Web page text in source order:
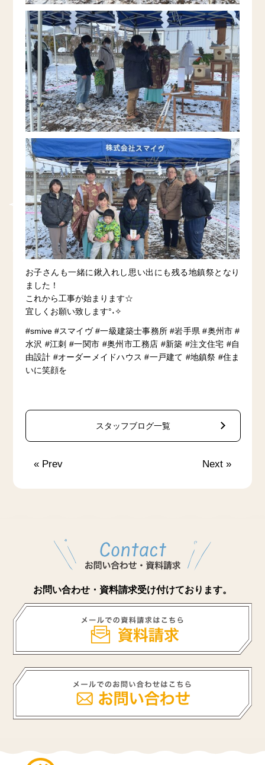
お子さんも一緒に鍬入れし思い出にも残る地鎮祭となり
ました！
これから工事が始まります☆
宜しくお願い致します°˖✧
#smive #スマイヴ #一級建築士事務所 #岩手県 #奥州市 #
水沢 #江刺 #一関市 #奥州市工務店 #新築 #注文住宅 #自
由設計 #オーダーメイドハウス #一戸建て #地鎮祭 #住ま
いに笑顔を
スタッフブログ一覧
« Prev Next»
お問い合わせ・資料請求受け付けております。